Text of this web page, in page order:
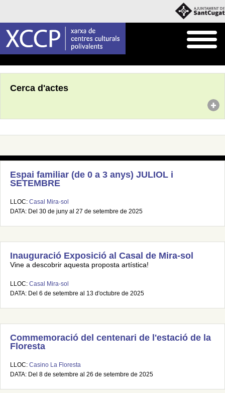
Cerca d'actes
Espai familiar (de 0 a 3 anys) JULIOL i
SETEMBRE
LLOC: Casal Mira-sol
DATA: Del 30 de juny al 27 de setembre de 2025
Inauguració Exposició al Casal de Mira-sol
Vine a descobrir aquesta proposta artística!
LLOC: Casal Mira-sol
DATA: Del 6 de setembre al 13 d'octubre de 2025
Commemoració del centenari de l'estació de la
Floresta
LLOC: Casino La Floresta
DATA: Del 8 de setembre al 26 de setembre de 2025